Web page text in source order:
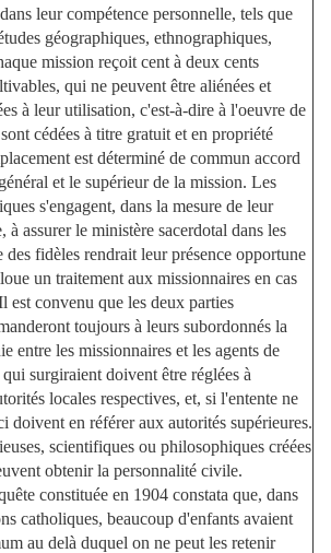
leur compétence personnelle, tels que
géographiques, ethnographiques,
mission reçoit cent à deux cents
qui ne peuvent être aliénées et
à leur utilisation, c'est-à-dire à l'oeuvre de
cédées à titre gratuit et en propriété
est déterminé de commun accord
et le supérieur de la mission. Les
s'engagent, dans la mesure de leur
à assurer le ministère sacerdotal dans les
des fidèles rendrait leur présence opportune
un traitement aux missionnaires en cas
est convenu que les deux parties
toujours à leurs subordonnés la
entre les missionnaires et les agents de
surgiraient doivent être réglées à
locales respectives, et, si l'entente ne
doivent en référer aux autorités supérieures.
scientifiques ou philosophiques créées
obtenir la personnalité civile.
constituée en 1904 constata que, dans
catholiques, beaucoup d'enfants avaient
au delà duquel on ne peut les retenir